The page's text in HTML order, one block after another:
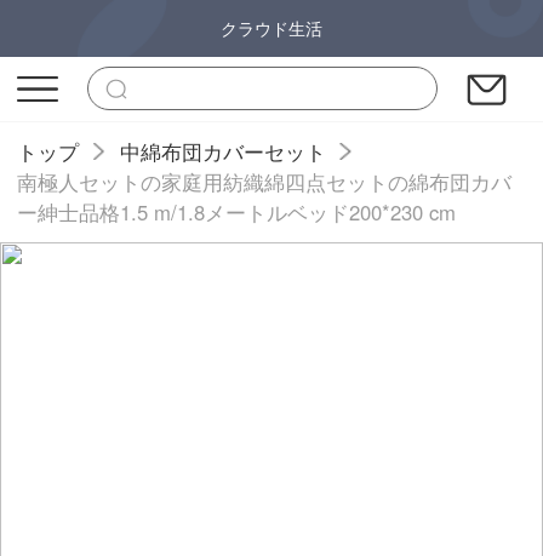
クラウド生活
トップ
中綿布団カバーセット
南極人セットの家庭用紡織綿四点セットの綿布団カバ
ー紳士品格1.5 m/1.8メートルベッド200*230 cm